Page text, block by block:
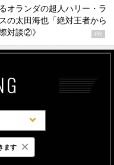
オランダの超人ハリー・ラ
の太田海也「絶対王者から
対談②》
PR
週間
ます ×